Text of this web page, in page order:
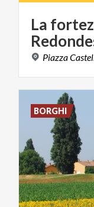
La
Piazza
BORGHI